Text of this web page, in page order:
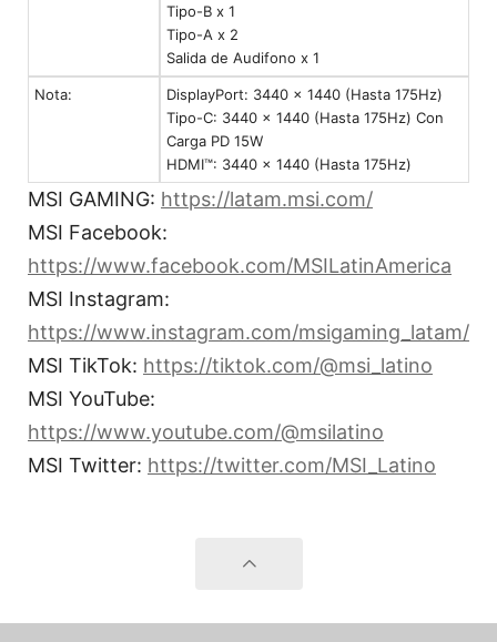
Tipo-B x 1
Tipo-A x 2
Salida de Audifono x 1
Nota:
DisplayPort: 3440 x 1440 (Hasta 175Hz)
Tipo-C: 3440 x 1440 (Hasta 175Hz) Con
Carga PD 15W
HDMI™: 3440 x 1440 (Hasta 175Hz)
MSI GAMING: https://latam.msi.com/
MSI Facebook:
https://www.facebook.com/MSILatinAmerica
MSI Instagram:
https://www.instagram.com/msigaming_latam/
MSI TikTok: https://tiktok.com/@msi_latino
MSI YouTube:
https://www.youtube.com/@msilatino
MSI Twitter: https://twitter.com/MSI_Latino